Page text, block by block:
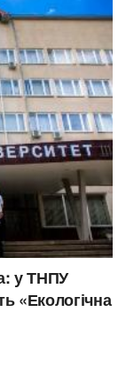
у ТНПУ
«Екологічна